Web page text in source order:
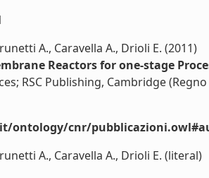
A., Caravella A., Drioli E. (2011)
Reactors for one-stage
RSC Publishing, Cambridge
ontology/cnr/
A., Caravella A., Drioli E. (literal)